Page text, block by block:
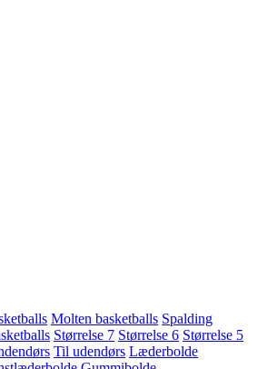
Molten basketballs Spalding
Størrelse 7 Størrelse 6 Størrelse 5
Til udendørs Læderbolde